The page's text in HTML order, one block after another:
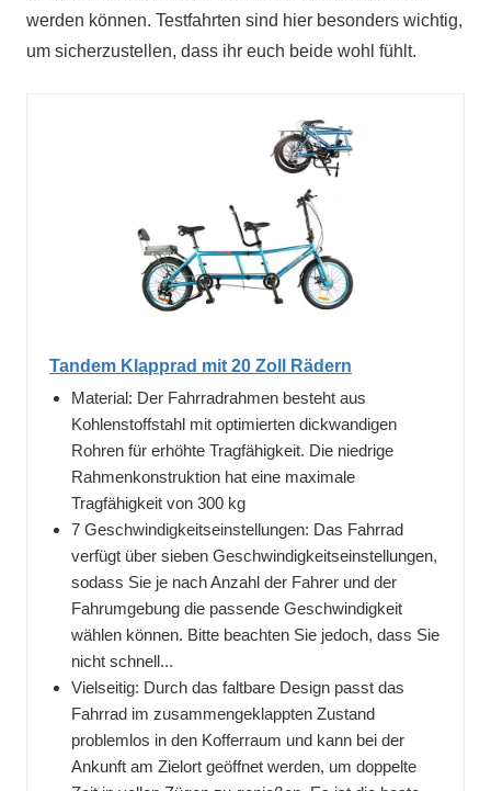
werden können. Testfahrten sind hier besonders wichtig,
um sicherzustellen, dass ihr euch beide wohl fühlt.
Tandem Klapprad mit 20 Zoll Rädern
Material: Der Fahrradrahmen besteht aus
Kohlenstoffstahl mit optimierten dickwandigen
Rohren für erhöhte Tragfähigkeit. Die niedrige
Rahmenkonstruktion hat eine maximale
Tragfähigkeit von 300 kg
7 Geschwindigkeitseinstellungen: Das Fahrrad
verfügt über sieben Geschwindigkeitseinstellungen,
sodass Sie je nach Anzahl der Fahrer und der
Fahrumgebung die passende Geschwindigkeit
wählen können. Bitte beachten Sie jedoch, dass Sie
nicht schnell...
Vielseitig: Durch das faltbare Design passt das
Fahrrad im zusammengeklappten Zustand
problemlos in den Kofferraum und kann bei der
Ankunft am Zielort geöffnet werden, um doppelte